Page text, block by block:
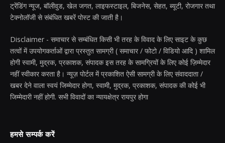
ट्रेंडिंग न्यूज, बॉलीवुड, खेल जगत, लाइफस्टाइल, बिजनेस, सेहत, ब्यूटी, रोजगार तथा
टेक्नोलॉजी से संबंधित खबरें पोस्ट की जाती है।
Disclaimer - समाचार से सम्बंधित किसी भी तरह के विवाद के लिए साइट के कुछ
तत्वों में उपयोगकर्ताओं द्वारा प्रस्तुत सामग्री ( समाचार / फोटो / विडियो आदि ) शामिल
होगी स्वामी, मुद्रक, प्रकाशक, संपादक इस तरह के सामग्रियों के लिए कोई ज़िम्मेदार
नहीं स्वीकार करता है। न्यूज़ पोर्टल में प्रकाशित ऐसी सामग्री के लिए संवाददाता /
खबर देने वाला स्वयं जिम्मेदार होगा, स्वामी, मुद्रक, प्रकाशक, संपादक की कोई भी
जिम्मेदारी नहीं होगी. सभी विवादों का न्यायक्षेत्र रायपुर होगा
हमसे सम्पर्क करें